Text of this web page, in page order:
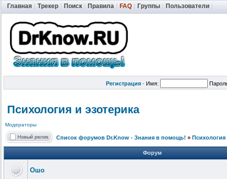
Главная Трекер Поиск Правила FAQ Группы Пользователи
Регистрация · Имя:
Психология и эзотерика
Модераторы
Список форумов Dr.Know - Знания в помощь! » Психология
Форум
Ошо